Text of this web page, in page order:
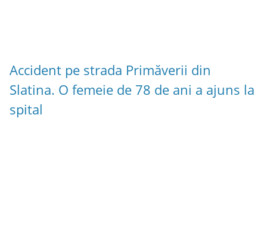
Accident pe strada Primăverii din
Slatina. O femeie de 78 de ani a ajuns la
spital